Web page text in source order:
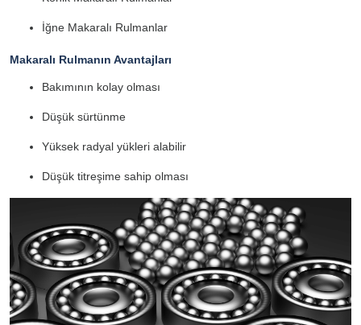
İğne Makaralı Rulmanlar
Makaralı Rulmanın Avantajları
Bakımının kolay olması
Düşük sürtünme
Yüksek radyal yükleri alabilir
Düşük titreşime sahip olması